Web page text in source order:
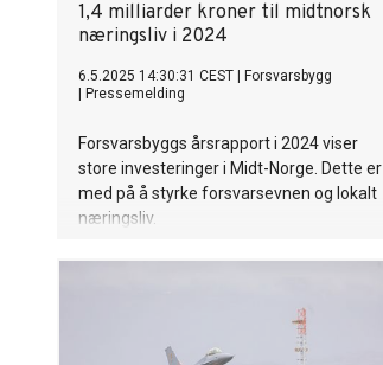
1,4 milliarder kroner til midtnorsk
næringsliv i 2024
6.5.2025 14:30:31 CEST
Forsvarsbygg
Pressemelding
Forsvarsbyggs årsrapport i 2024 viser
store investeringer i Midt-Norge. Dette er
med på å styrke forsvarsevnen og lokalt
næringsliv.